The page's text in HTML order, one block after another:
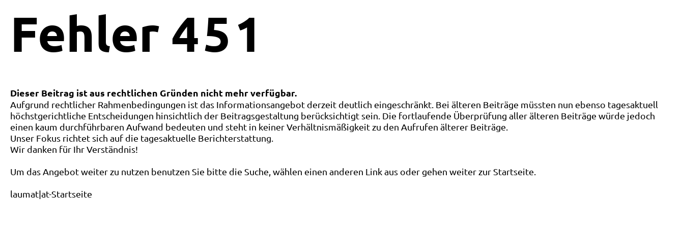
Fehler 4 5 1
Dieser Beitrag ist aus rechtlichen Gründen nicht mehr verfügbar.
Aufgrund rechtlicher Rahmenbedingungen ist das Informationsangebot derzeit deutlich eingeschränkt. Bei älteren Beiträge müssten nun ebenso tagesaktuell
höchstgerichtliche Entscheidungen hinsichtlich der Beitragsgestaltung berücksichtigt sein. Die fortlaufende Überprüfung aller älteren Beiträge würde jedoch
einen kaum durchführbaren Aufwand bedeuten und steht in keiner Verhältnismäßigkeit zu den Aufrufen älterer Beiträge.
Unser Fokus richtet sich auf die tagesaktuelle Berichterstattung.
Wir danken für Ihr Verständnis!
Um das Angebot weiter zu nutzen benutzen Sie bitte die Suche, wählen einen anderen Link aus oder gehen weiter zur Startseite.
laumat|at-Startseite